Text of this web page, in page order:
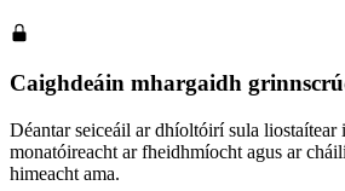
Caighdeáin mhargaidh
Déantar seiceáil ar dhíoltóirí sula liostaítear
monatóireacht ar fheidhmíocht agus ar
himeacht ama.